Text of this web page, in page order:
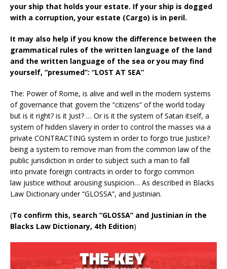
your ship that holds your estate. If your ship is dogged
with a corruption, your estate (Cargo) is in peril.
It may also help if you know the difference between the
grammatical rules of the written language of the land
and the written language of the sea or you may find
yourself, “presumed”: “LOST AT SEA”
The: Power of Rome, is alive and well in the modern systems
of governance that govern the “citizens” of the world today
but is it right? is it Just? … Or is it the system of Satan itself, a
system of hidden slavery in order to control the masses via a
private CONTRACTING system in order to forgo true Justice?
being a system to remove man from the common law of the
public jurisdiction in order to subject such a man to fall
into private foreign contracts in order to forgo common
law justice without arousing suspicion… As described in Blacks
Law Dictionary under “GLOSSA”, and Justinian.
(To confirm this, search “GLOSSA” and Justinian in the
Blacks Law Dictionary, 4th Edition)